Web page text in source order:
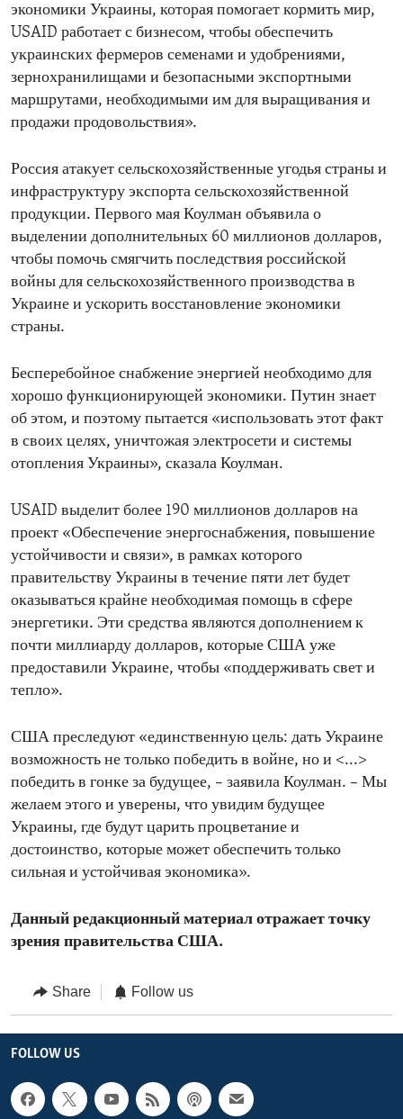
экономики Украины, которая помогает кормить мир,
USAID работает с бизнесом, чтобы обеспечить
украинских фермеров семенами и удобрениями,
зернохранилищами и безопасными экспортными
маршрутами, необходимыми им для выращивания и
продажи продовольствия».
Россия атакует сельскохозяйственные угодья страны и
инфраструктуру экспорта сельскохозяйственной
продукции. Первого мая Коулман объявила о
выделении дополнительных 60 миллионов долларов,
чтобы помочь смягчить последствия российской
войны для сельскохозяйственного производства в
Украине и ускорить восстановление экономики
страны.
Бесперебойное снабжение энергией необходимо для
хорошо функционирующей экономики. Путин знает
об этом, и поэтому пытается «использовать этот факт
в своих целях, уничтожая электросети и системы
отопления Украины», сказала Коулман.
USAID выделит более 190 миллионов долларов на
проект «Обеспечение энергоснабжения, повышение
устойчивости и связи», в рамках которого
правительству Украины в течение пяти лет будет
оказываться крайне необходимая помощь в сфере
энергетики. Эти средства являются дополнением к
почти миллиарду долларов, которые США уже
предоставили Украине, чтобы «поддерживать свет и
тепло».
США преследуют «единственную цель: дать Украине
возможность не только победить в войне, но и <...>
победить в гонке за будущее, – заявила Коулман. – Мы
желаем этого и уверены, что увидим будущее
Украины, где будут царить процветание и
достоинство, которые может обеспечить только
сильная и устойчивая экономика».
Данный редакционный материал отражает точку
зрения правительства США.
Share Follow us
FOLLOW US